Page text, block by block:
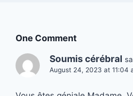
One Comment
Soumis cérébral
August 24, 2023 at 11:04